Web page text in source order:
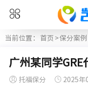
当前位置： 首页 >保分案例
广州某同学GRE
托福保分 2025年